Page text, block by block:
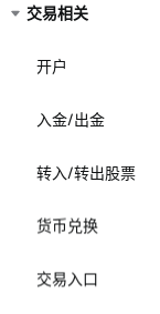
交易相关
开户
入金/出金
转入/转出股票
货币兑换
交易入口